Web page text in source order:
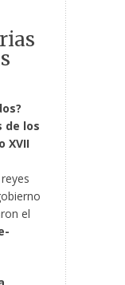
de los
XVII
el